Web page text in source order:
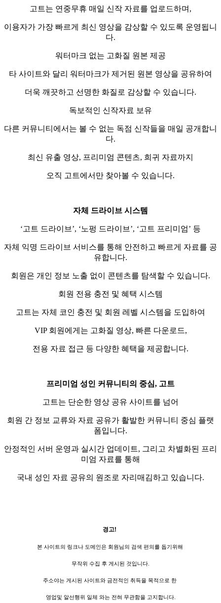
고트는 연중무휴 매일 신작 자료를 업로드하며,
이용자가 가장 빠르게 최신 영상을 감상할 수 있도록 운영됩니
다.
워터마크 없는 고화질 원본 제공
타 사이트와 달리 워터마크가 제거된 원본 영상을 공유하여
더욱 깨끗하고 선명한 화질로 감상할 수 있습니다.
독보적인 신작자료 보유
다른 커뮤니티에서는 볼 수 없는 독점 신작들을 매일 공개합니
다.
최신 유출 영상, 프리미엄 콘텐츠, 희귀 자료까지
오직 고트에서만 찾아볼 수 있습니다.
자체 드라이브 시스템
‘고트 드라이브’, ‘노펑 드라이브’, ‘고트 프리미엄’ 등
자체 익명 드라이브 서비스를 통해 안전하고 빠르게 자료를 공
유합니다.
회원은 개인 정보 노출 없이 콘텐츠를 탐색할 수 있습니다.
회원 전용 충전 및 혜택 시스템
고트는 자체 코인 충전 및 회원 레벨 시스템을 도입하여
VIP 회원에게는 고화질 영상, 빠른 다운로드,
전용 자료 접근 등 다양한 혜택을 제공합니다.
프리미엄 성인 커뮤니티의 중심, 고트
고트는 단순한 영상 공유 사이트를 넘어
회원 간 정보 교류와 자료 공유가 활발한 커뮤니티 중심 플랫
폼입니다.
안정적인 서버 운영과 실시간 업데이트, 그리고 차별화된 프리
미엄 자료를 통해
국내 성인 자료 공유의 원조로 자리매김하고 있습니다.
경고!
본 사이트의 링크나 도메인은 회원님의 검색 편의를 돕기위해
무작위 수집 후 게시된 것입니다.
주소야는 게시된 사이트와 금전적인 취득을 목적으로 한
영업및 알선행위 일체 와는 전혀 무관함을 고지합니다.